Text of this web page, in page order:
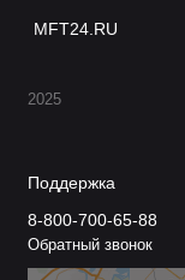
MFT24.RU
2025
Поддержка
8-800-700-65-88
Обратный звонок